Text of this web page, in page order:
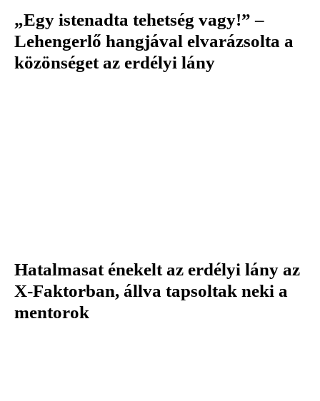
„Egy istenadta tehetség vagy!” –
Lehengerlő hangjával elvarázsolta a
közönséget az erdélyi lány
Hatalmasat énekelt az erdélyi lány az
X-Faktorban, állva tapsoltak neki a
mentorok